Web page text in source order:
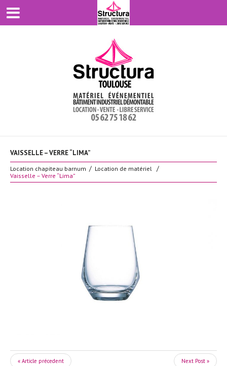
VAISSELLE – VERRE “LIMA”
Location chapiteau barnum
Location de matériel
Vaisselle – Verre “Lima”
« Article précedent Next Post »